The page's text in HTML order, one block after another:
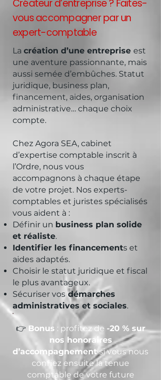
Créateur d’entreprise ? Faites-
vous accompagner par un
expert-comptable
La création d’une entreprise est
une aventure passionnante, mais
aussi semée d’embûches. Statut
juridique, business plan,
financement, aides, organisation
administrative… chaque choix
compte.
Chez Agora SEA, cabinet
d’expertise comptable inscrit à
l’Ordre, nous vous
accompagnons à chaque étape
de votre projet. Nos experts-
comptables et juristes spécialisés
vous aident à :
Définir un business plan solide
et réaliste.
Identifier les financements et
aides adaptés.
Choisir le statut juridique et fiscal
le plus avantageux.
Sécuriser vos démarches
administratives et sociales.
👉 Bonus : profitez de -20 % sur
nos honoraires
d’accompagnementsi vous nous
confiez ensuite la tenue
comptable de votre future